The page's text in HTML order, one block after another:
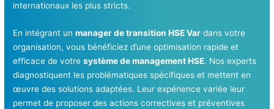
internationaux les plus stricts.
En intégrant unmanager de transition HSE Var dans votre
organisation, vous bénéficiez d’une optimisation rapide et
efficace de votresystème de management HSE. Nos experts
diagnostiquent les problématiques spécifiques et mettent en
œuvre des solutions adaptées. Leur expérience variée leur
permet de proposer des actions correctives et préventives